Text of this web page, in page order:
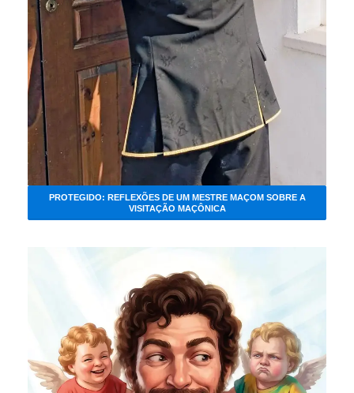
PROTEGIDO: REFLEXÕES DE UM MESTRE MAÇOM SOBRE A
VISITAÇÃO MAÇÔNICA